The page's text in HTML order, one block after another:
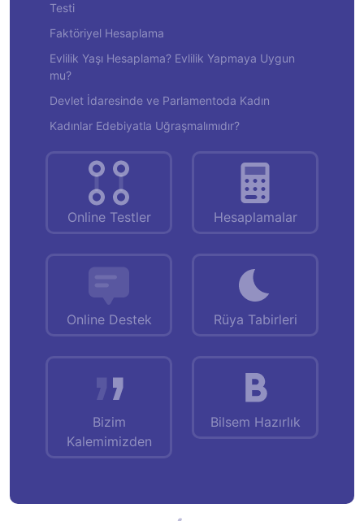
Testi
Faktöriyel Hesaplama
Evlilik Yaşı Hesaplama? Evlilik Yapmaya Uygun
mu?
Devlet İdaresinde ve Parlamentoda Kadın
Kadınlar Edebiyatla Uğraşmalımıdır?
Online Testler Hesaplamalar
Online Destek Rüya Tabirleri
Bizim
Kalemimizden
Bilsem Hazırlık